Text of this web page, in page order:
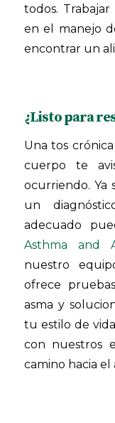
todos.
en el manejo
encontrar un
¿Listo para
Una tos
cuerpo te
ocurriendo. Ya
un
adecuado
Asthma and
nuestro
ofrece
asma y
tu estilo de
con nuestros
camino hacia el